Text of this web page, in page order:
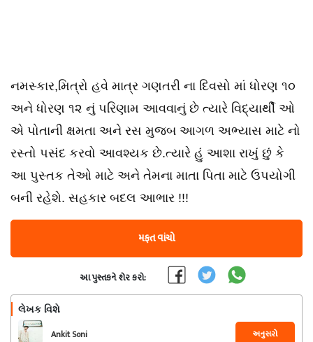
નમસ્કાર,મિત્રો હવે માત્ર ગણતરી ના દિવસો માં ધોરણ ૧૦
અને ધોરણ ૧૨ નું પરિણામ આવવાનું છે ત્યારે વિદ્યાર્થી ઓ
એ પોતાની ક્ષમતા અને રસ મુજબ આગળ અભ્યાસ માટે નો
રસ્તો પસંદ કરવો આવશ્યક છે.ત્યારે હું આશા રાખું છું કે
આ પુસ્તક તેઓ માટે અને તેમના માતા પિતા માટે ઉપયોગી
બની રહેશે. સહકાર બદલ આભાર !!!
મફત વાંચો
આ પુસ્તકને શેર કરો:
લેખક વિશે
Ankit Soni અનુસરો